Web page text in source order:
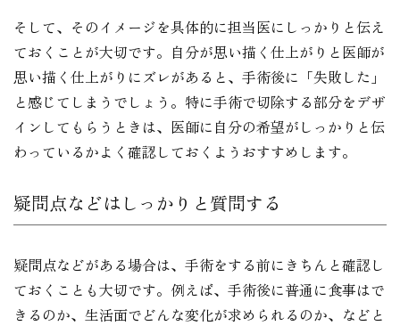
そして、そのイメージを具体的に担当医にしっかりと伝え
ておくことが大切です。自分が思い描く仕上がりと医師が
思い描く仕上がりにズレがあると、手術後に「失敗した」
と感じてしまうでしょう。特に手術で切除する部分をデザ
インしてもらうときは、医師に自分の希望がしっかりと伝
わっているかよく確認しておくようおすすめします。
疑問点などはしっかりと質問する
疑問点などがある場合は、手術をする前にきちんと確認し
ておくことも大切です。例えば、手術後に普通に食事はで
きるのか、生活面でどんな変化が求められるのか、などと